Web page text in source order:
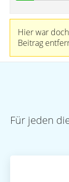
Hier war
Beitrag
Für jeden